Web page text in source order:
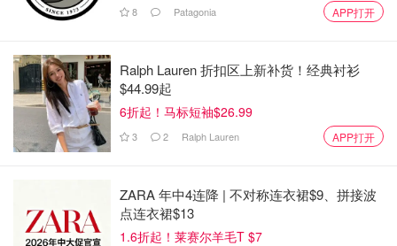
通过驾驶执照或政府签发的身份证件（带地址）的居住
8 Patagonia APP打开
Ralph Lauren 折扣区上新补货！经典衬衫
$44.99起
6折起！马标短袖$26.99
3 2 Ralph Lauren APP打开
ZARA 年中4连降 | 不对称连衣裙$9、拼接波
点连衣裙$13
1.6折起！莱赛尔羊毛T $7